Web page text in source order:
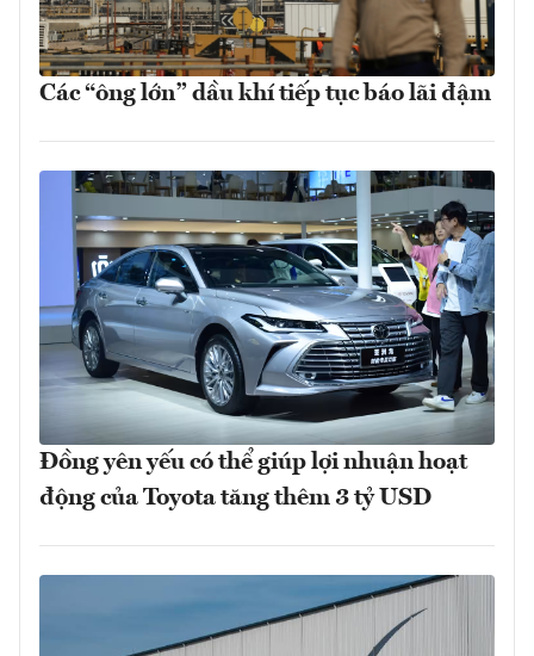
Các “ông lớn” dầu khí tiếp tục báo lãi đậm
Đồng yên yếu có thể giúp lợi nhuận hoạt
động của Toyota tăng thêm 3 tỷ USD